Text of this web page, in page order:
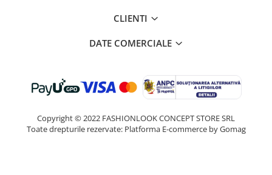
CLIENTI
DATE COMERCIALE
Copyright © 2022 FASHIONLOOK CONCEPT STORE SRL
Toate drepturile rezervate: Platforma E-commerce by Gomag